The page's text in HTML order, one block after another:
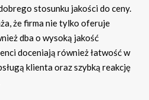
stosunku jakości do ceny.
że firma nie tylko oferuje
dba o wysoką jakość
doceniają również łatwość w
klienta oraz szybką reakcję